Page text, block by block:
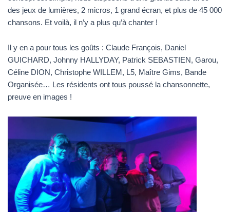
des jeux de lumières, 2 micros, 1 grand écran, et plus de 45 000
chansons. Et voilà, il n’y a plus qu’à chanter !
Il y en a pour tous les goûts : Claude François, Daniel
GUICHARD, Johnny HALLYDAY, Patrick SEBASTIEN, Garou,
Céline DION, Christophe WILLEM, L5, Maître Gims, Bande
Organisée… Les résidents ont tous poussé la chansonnette,
preuve en images !